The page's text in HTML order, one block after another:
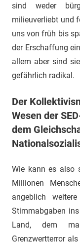
sind weder
milieuverliebt und
uns von früh bis
der Erschaffung
allem aber sind
gefährlich radikal.
Der
Wesen der
dem
Wie kann es also
Millionen
angeblich
Stimmabgaben
Land, dem
Grenzwertterror